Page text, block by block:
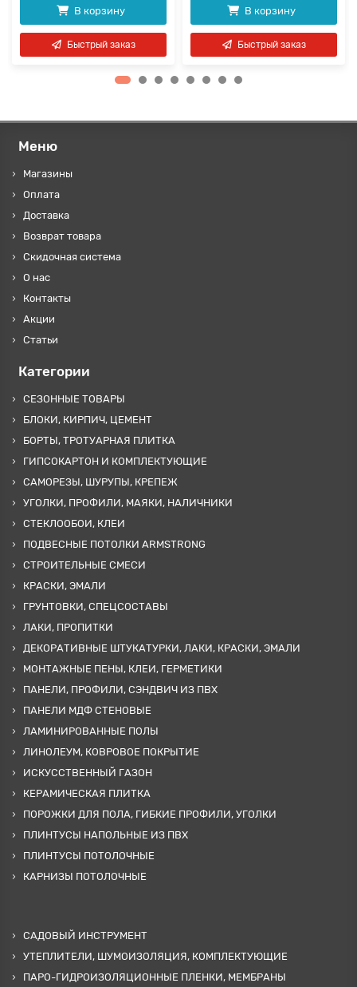
В корзину
Быстрый заказ
В корзину
Быстрый заказ
Меню
Магазины
Оплата
Доставка
Возврат товара
Скидочная система
О нас
Контакты
Акции
Статьи
Категории
СЕЗОННЫЕ ТОВАРЫ
БЛОКИ, КИРПИЧ, ЦЕМЕНТ
БОРТЫ, ТРОТУАРНАЯ ПЛИТКА
ГИПСОКАРТОН И КОМПЛЕКТУЮЩИЕ
САМОРЕЗЫ, ШУРУПЫ, КРЕПЕЖ
УГОЛКИ, ПРОФИЛИ, МАЯКИ, НАЛИЧНИКИ
СТЕКЛООБОИ, КЛЕИ
ПОДВЕСНЫЕ ПОТОЛКИ ARMSTRONG
СТРОИТЕЛЬНЫЕ СМЕСИ
КРАСКИ, ЭМАЛИ
ГРУНТОВКИ, СПЕЦСОСТАВЫ
ЛАКИ, ПРОПИТКИ
ДЕКОРАТИВНЫЕ ШТУКАТУРКИ, ЛАКИ, КРАСКИ, ЭМАЛИ
МОНТАЖНЫЕ ПЕНЫ, КЛЕИ, ГЕРМЕТИКИ
ПАНЕЛИ, ПРОФИЛИ, СЭНДВИЧ ИЗ ПВХ
ПАНЕЛИ МДФ СТЕНОВЫЕ
ЛАМИНИРОВАННЫЕ ПОЛЫ
ЛИНОЛЕУМ, КОВРОВОЕ ПОКРЫТИЕ
ИСКУССТВЕННЫЙ ГАЗОН
КЕРАМИЧЕСКАЯ ПЛИТКА
ПОРОЖКИ ДЛЯ ПОЛА, ГИБКИЕ ПРОФИЛИ, УГОЛКИ
ПЛИНТУСЫ НАПОЛЬНЫЕ ИЗ ПВХ
ПЛИНТУСЫ ПОТОЛОЧНЫЕ
КАРНИЗЫ ПОТОЛОЧНЫЕ
САДОВЫЙ ИНСТРУМЕНТ
УТЕПЛИТЕЛИ, ШУМОИЗОЛЯЦИЯ, КОМПЛЕКТУЮЩИЕ
ПАРО-ГИДРОИЗОЛЯЦИОННЫЕ ПЛЕНКИ, МЕМБРАНЫ